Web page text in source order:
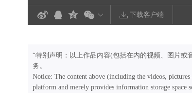
下载客户端
“特别声明：以上作品内容(包括在内的视频、图片
务。
Notice: The content above (including the videos,
platform and merely provides information storage space